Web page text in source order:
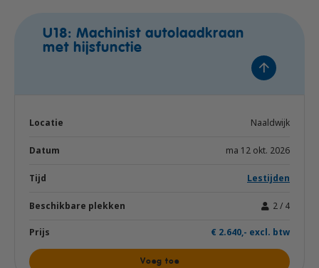
U18: Machinist autolaadkraan
met hijsfunctie
Naaldwijk
ma 12 okt. 2026
Lestijden
2 / 4
€ 2.640,- excl. btw
Voeg toe